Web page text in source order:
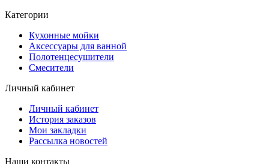
Категории
Кухонные мойки
Аксессуары для ванной
Полотенцесушители
Смесители
Личный кабинет
Личный кабинет
История заказов
Мои закладки
Рассылка новостей
Наши контакты